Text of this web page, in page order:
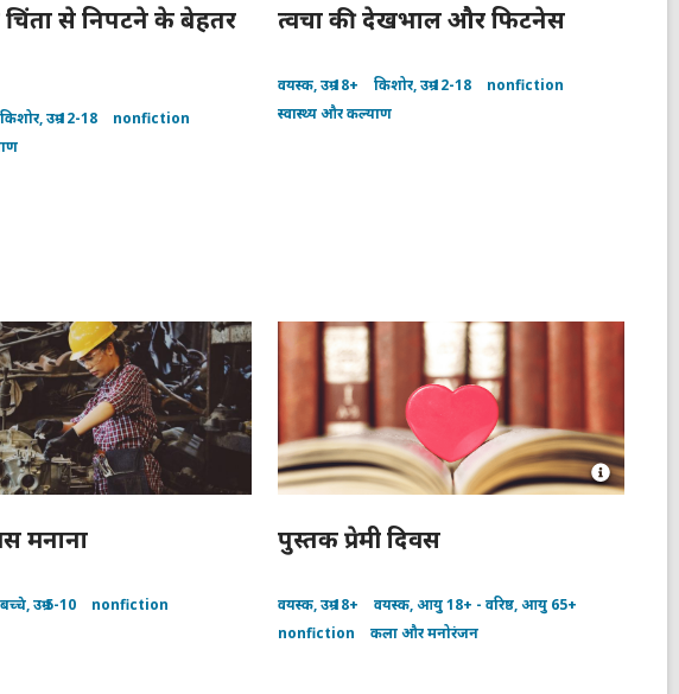
से निपटने के बेहतर
किशोर, उम्र 12-18
nonfiction
त्वचा की देखभाल और फिटनेस
वयस्क, उम्र 18+ किशोर, उम्र 12-18
nonfiction
स्वास्थ्य और कल्याण
मनाना
बच्चे, उम्र 5-10
nonfiction
Open
पुस्तक प्रेमी दिवस
वयस्क, उम्र 18+
वयस्क, आयु 18+ - वरिष्ठ, आयु 65+
nonfiction
कला और मनोरंजन